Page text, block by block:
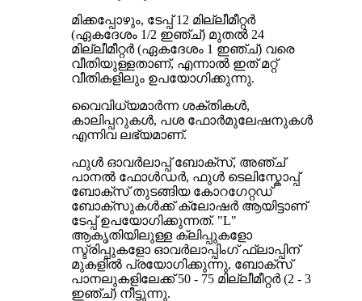
മിക്കപ്പോഴും, ടേപ്പ് 12 മില്ലീമീറ്റർ
(ഏകദേശം 1/2 ഇഞ്ച്) മുതൽ 24
മില്ലീമീറ്റർ (ഏകദേശം 1 ഇഞ്ച്) വരെ
വീതിയുള്ളതാണ്, എന്നാൽ ഇത് മറ്റ്
വീതികളിലും ഉപയോഗിക്കുന്നു.
വൈവിധ്യമാർന്ന ശക്തികൾ,
കാലിപ്പറുകൾ, പശ ഫോർമുലേഷനുകൾ
എന്നിവ ലഭ്യമാണ്.
ഫുൾ ഓവർലാപ്പ് ബോക്സ്, അഞ്ച്
പാനൽ ഫോൾഡർ, ഫുൾ ടെലിസ്കോപ്പ്
ബോക്സ് തുടങ്ങിയ കോറഗേറ്റഡ്
ബോക്സുകൾക്ക് ക്ലോഷർ ആയിട്ടാണ്
ടേപ്പ് ഉപയോഗിക്കുന്നത്. "L"
ആകൃതിയിലുള്ള ക്ലിപ്പുകളോ
സ്ട്രിപ്പുകളോ ഓവർലാപ്പിംഗ് ഫ്ലാപ്പിന്
മുകളിൽ പ്രയോഗിക്കുന്നു, ബോക്സ്
പാനലുകളിലേക്ക് 50 - 75 മില്ലീമീറ്റർ (2 - 3
ഇഞ്ച്) നീട്ടുന്നു.